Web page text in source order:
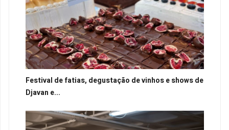
Festival de fatias, degustação de vinhos e shows de
Djavan e...